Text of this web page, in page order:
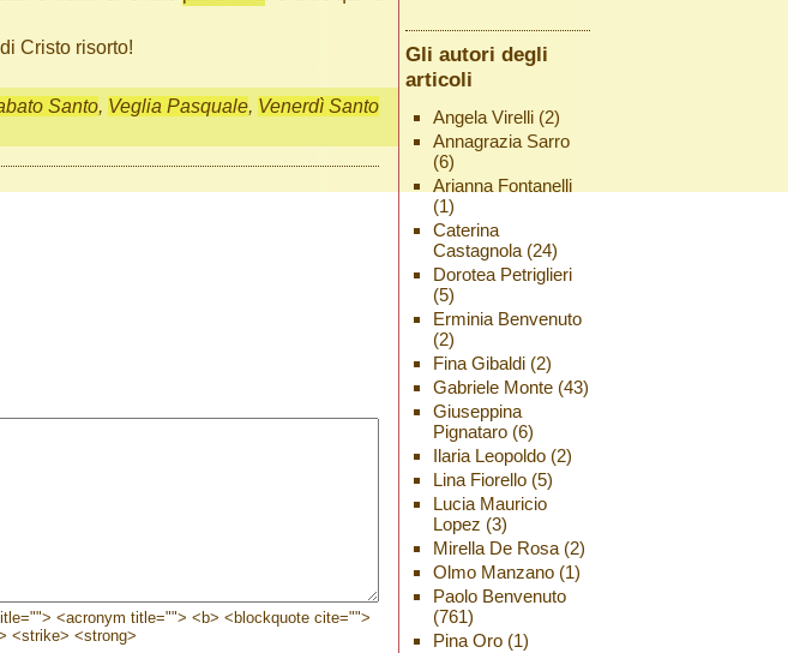
di Cristo risorto!
Santo, Veglia Pasquale, Venerdì Santo
<acronym title=""> <b> <blockquote cite="">
<strike> <strong>
Gli autori degli
articoli
Angela Virelli(2)
Annagrazia Sarro
(6)
Arianna Fontanelli
(1)
Caterina
Castagnola(24)
Dorotea Petriglieri
(5)
Erminia Benvenuto
(2)
Fina Gibaldi(2)
Gabriele Monte(43)
Giuseppina
Pignataro(6)
Ilaria Leopoldo(2)
Lina Fiorello(5)
Lucia Mauricio
Lopez (3)
Mirella De Rosa(2)
Olmo Manzano(1)
Paolo Benvenuto
(761)
Pina Oro(1)